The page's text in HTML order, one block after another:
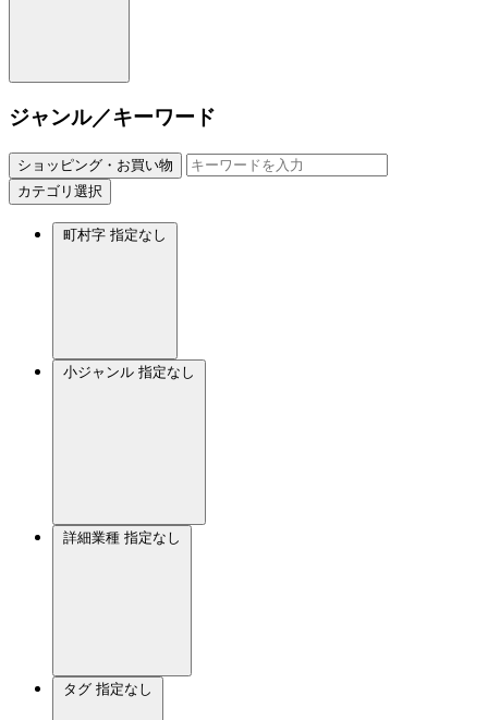
ジャンル／キーワード
ショッピング・お買い物
カテゴリ選択
町村字 指定なし
小ジャンル 指定なし
詳細業種 指定なし
タグ 指定なし